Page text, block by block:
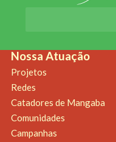
Nossa Atuação
Projetos
Redes
Catadores de Mangaba
Comunidades
Campanhas